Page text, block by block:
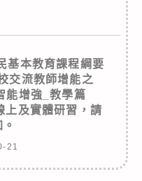
基本教育課程綱要
交流教師增能之
能增強_教學篇
上及實體研習，請
21